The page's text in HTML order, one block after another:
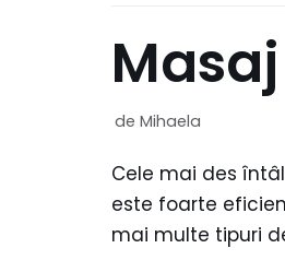
de Mihaela
Cele mai des
este foarte
mai multe tipuri